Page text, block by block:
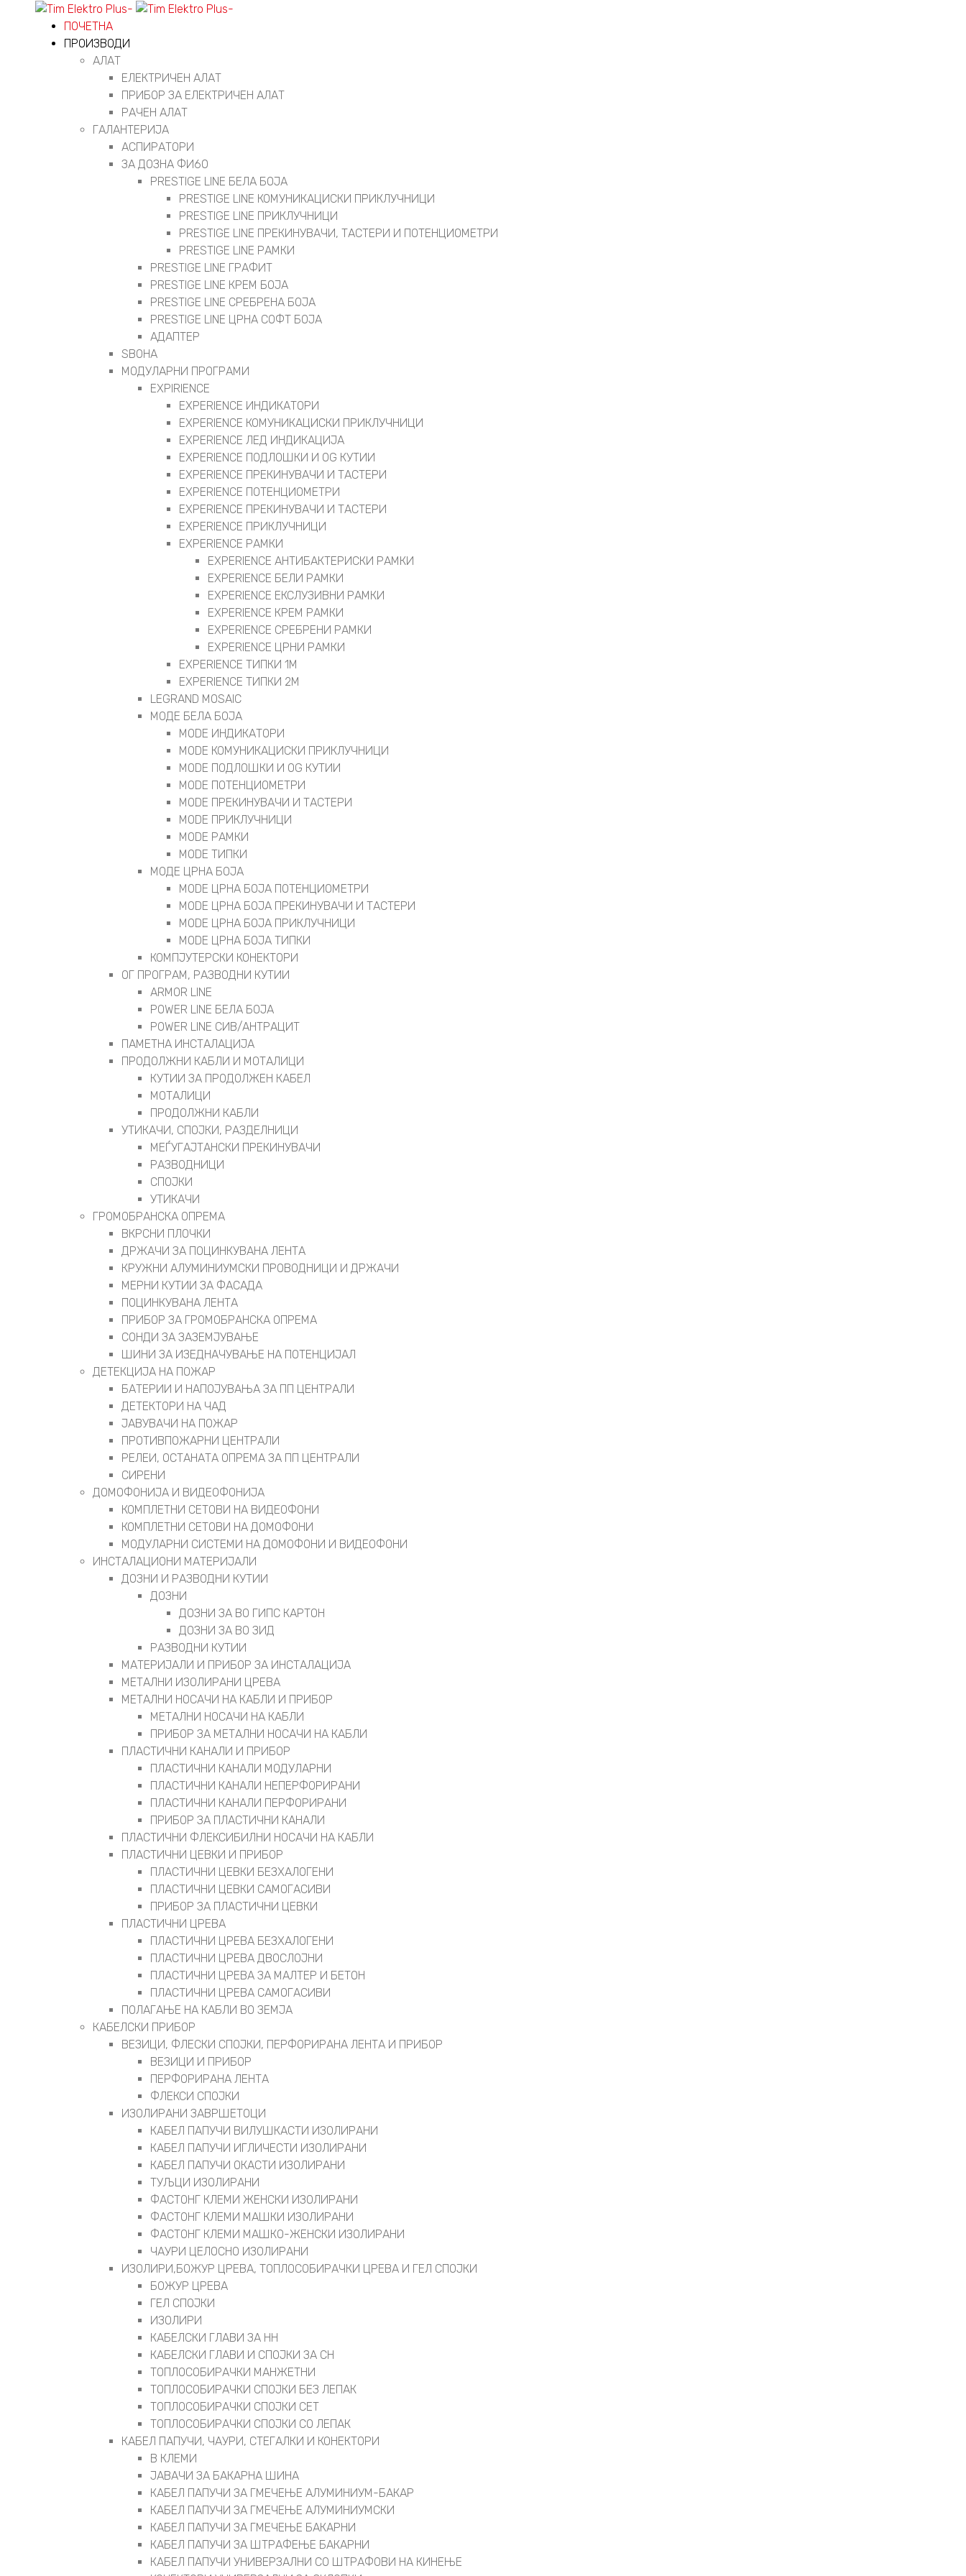
ПОЧЕТНА
ПРОИЗВОДИ
АЛАТ
ЕЛЕКТРИЧЕН АЛАТ
ПРИБОР ЗА ЕЛЕКТРИЧЕН АЛАТ
РАЧЕН АЛАТ
ГАЛАНТЕРИЈА
АСПИРАТОРИ
ЗА ДОЗНА ФИ60
PRESTIGE LINE БЕЛА БОЈА
PRESTIGE LINE КОМУНИКАЦИСКИ ПРИКЛУЧНИЦИ
PRESTIGE LINE ПРИКЛУЧНИЦИ
PRESTIGE LINE ПРЕКИНУВАЧИ, ТАСТЕРИ И ПОТЕНЦИОМЕТРИ
PRESTIGE LINE РАМКИ
PRESTIGE LINE ГРАФИТ
PRESTIGE LINE КРЕМ БОЈА
PRESTIGE LINE СРЕБРЕНА БОЈА
PRESTIGE LINE ЦРНА СОФТ БОЈА
АДАПТЕР
ЅВОНА
МОДУЛАРНИ ПРОГРАМИ
EXPIRIENCE
EXPERIENCE ИНДИКАТОРИ
EXPERIENCE КОМУНИКАЦИСКИ ПРИКЛУЧНИЦИ
EXPERIENCE ЛЕД ИНДИКАЦИЈА
EXPERIENCE ПОДЛОШКИ И OG КУТИИ
EXPERIENCE ПРЕКИНУВАЧИ И ТАСТЕРИ
EXPERIENCE ПОТЕНЦИОМЕТРИ
EXPERIENCE ПРЕКИНУВАЧИ И ТАСТЕРИ
EXPERIENCE ПРИКЛУЧНИЦИ
EXPERIENCE РАМКИ
EXPERIENCE АНТИБАКТЕРИСКИ РАМКИ
EXPERIENCE БЕЛИ РАМКИ
EXPERIENCE ЕКСЛУЗИВНИ РАМКИ
EXPERIENCE КРЕМ РАМКИ
EXPERIENCE СРЕБРЕНИ РАМКИ
EXPERIENCE ЦРНИ РАМКИ
EXPERIENCE ТИПКИ 1M
EXPERIENCE ТИПКИ 2М
LEGRAND MOSAIC
МОДЕ БЕЛА БОЈА
MODE ИНДИКАТОРИ
MODE КОМУНИКАЦИСКИ ПРИКЛУЧНИЦИ
MODE ПОДЛОШКИ И OG КУТИИ
MODE ПОТЕНЦИОМЕТРИ
MODE ПРEКИНУВАЧИ И ТАСТЕРИ
MODE ПРИКЛУЧНИЦИ
MODE РАМКИ
MODE ТИПКИ
МОДЕ ЦРНА БОЈА
MODE ЦРНА БОЈА ПОТЕНЦИОМЕТРИ
MODE ЦРНА БОЈА ПРЕКИНУВАЧИ И ТАСТЕРИ
MODE ЦРНА БОЈА ПРИКЛУЧНИЦИ
MODE ЦРНА БОЈА ТИПКИ
КОМПЈУТЕРСКИ КОНЕКТОРИ
ОГ ПРОГРАМ, РАЗВОДНИ КУТИИ
ARMOR LINE
POWER LINE БЕЛА БОЈА
POWER LINE СИВ/АНТРАЦИТ
ПАМЕТНА ИНСТАЛАЦИЈА
ПРОДОЛЖНИ КАБЛИ И МОТАЛИЦИ
КУТИИ ЗА ПРОДОЛЖЕН КАБЕЛ
МОТАЛИЦИ
ПРОДОЛЖНИ КАБЛИ
УТИКАЧИ, СПОЈКИ, РАЗДЕЛНИЦИ
МЕЃУГАЈТАНСКИ ПРЕКИНУВАЧИ
РАЗВОДНИЦИ
СПОЈКИ
УТИКАЧИ
ГРОМОБРАНСКА ОПРЕМА
ВКРСНИ ПЛОЧКИ
ДРЖАЧИ ЗА ПОЦИНКУВАНА ЛЕНТА
КРУЖНИ АЛУМИНИУМСКИ ПРОВОДНИЦИ И ДРЖАЧИ
МЕРНИ КУТИИ ЗА ФАСАДА
ПОЦИНКУВАНА ЛЕНТА
ПРИБОР ЗА ГРОМОБРАНСКА ОПРЕМА
СОНДИ ЗА ЗАЗЕМЈУВАЊЕ
ШИНИ ЗА ИЗЕДНАЧУВАЊЕ НА ПОТЕНЦИЈАЛ
ДЕТЕКЦИЈА НА ПОЖАР
БАТЕРИИ И НАПОЈУВАЊА ЗА ПП ЦЕНТРАЛИ
ДЕТЕКТОРИ НА ЧАД
ЈАВУВАЧИ НА ПОЖАР
ПРОТИВПОЖАРНИ ЦЕНТРАЛИ
РЕЛЕИ, ОСТАНАТА ОПРЕМА ЗА ПП ЦЕНТРАЛИ
СИРЕНИ
ДОМОФОНИЈА И ВИДЕОФОНИЈА
КОМПЛЕТНИ СЕТОВИ НА ВИДЕОФОНИ
КОМПЛЕТНИ СЕТОВИ НА ДОМОФОНИ
МОДУЛАРНИ СИСТЕМИ НА ДОМОФОНИ И ВИДЕОФОНИ
ИНСТАЛАЦИОНИ МАТЕРИЈАЛИ
ДОЗНИ И РАЗВОДНИ КУТИИ
ДОЗНИ
ДОЗНИ ЗА ВО ГИПС КАРТОН
ДОЗНИ ЗА ВО ЗИД
РАЗВОДНИ КУТИИ
МАТЕРИЈАЛИ И ПРИБОР ЗА ИНСТАЛАЦИЈА
МЕТАЛНИ ИЗОЛИРАНИ ЦРЕВА
МЕТАЛНИ НОСАЧИ НА КАБЛИ И ПРИБОР
МЕТАЛНИ НОСАЧИ НА КАБЛИ
ПРИБОР ЗА МЕТАЛНИ НОСАЧИ НА КАБЛИ
ПЛАСТИЧНИ КАНАЛИ И ПРИБОР
ПЛАСТИЧНИ КАНАЛИ МОДУЛАРНИ
ПЛАСТИЧНИ КАНАЛИ НЕПЕРФОРИРАНИ
ПЛАСТИЧНИ КАНАЛИ ПЕРФОРИРАНИ
ПРИБОР ЗА ПЛАСТИЧНИ КАНАЛИ
ПЛАСТИЧНИ ФЛЕКСИБИЛНИ НОСАЧИ НА КАБЛИ
ПЛАСТИЧНИ ЦЕВКИ И ПРИБОР
ПЛАСТИЧНИ ЦЕВКИ БЕЗХАЛОГЕНИ
ПЛАСТИЧНИ ЦЕВКИ САМОГАСИВИ
ПРИБОР ЗА ПЛАСТИЧНИ ЦЕВКИ
ПЛАСТИЧНИ ЦРЕВА
ПЛАСТИЧНИ ЦРЕВА БЕЗХАЛОГЕНИ
ПЛАСТИЧНИ ЦРЕВА ДВОСЛОЈНИ
ПЛАСТИЧНИ ЦРЕВА ЗА МАЛТЕР И БЕТОН
ПЛАСТИЧНИ ЦРЕВА САМОГАСИВИ
ПОЛАГАЊЕ НА КАБЛИ ВО ЗЕМЈА
КАБЕЛСКИ ПРИБОР
ВЕЗИЦИ, ФЛЕСКИ СПОЈКИ, ПЕРФОРИРАНА ЛЕНТА И ПРИБОР
ВЕЗИЦИ И ПРИБОР
ПЕРФОРИРАНА ЛЕНТА
ФЛЕКСИ СПОЈКИ
ИЗОЛИРАНИ ЗАВРШЕТОЦИ
КАБЕЛ ПАПУЧИ ВИЛУШКАСТИ ИЗОЛИРАНИ
КАБЕЛ ПАПУЧИ ИГЛИЧЕСТИ ИЗОЛИРАНИ
КАБЕЛ ПАПУЧИ ОКАСТИ ИЗОЛИРАНИ
ТУЉЦИ ИЗОЛИРАНИ
ФАСТОНГ КЛЕМИ ЖЕНСКИ ИЗОЛИРАНИ
ФАСТОНГ КЛЕМИ МАШКИ ИЗОЛИРАНИ
ФАСТОНГ КЛЕМИ МАШКO-ЖЕНСКИ ИЗОЛИРАНИ
ЧАУРИ ЦЕЛОСНО ИЗОЛИРАНИ
ИЗОЛИРИ,БОЖУР ЦРЕВА, ТОПЛОСОБИРАЧКИ ЦРЕВА И ГЕЛ СПОЈКИ
БОЖУР ЦРЕВА
ГЕЛ СПОЈКИ
ИЗОЛИРИ
КАБЕЛСКИ ГЛАВИ ЗА НН
КАБЕЛСКИ ГЛАВИ И СПОЈКИ ЗА СН
ТОПЛОСОБИРАЧКИ МАНЖЕТНИ
ТОПЛОСОБИРАЧКИ СПОЈКИ БЕЗ ЛЕПАК
ТОПЛОСОБИРАЧКИ СПОЈКИ СЕТ
ТОПЛОСОБИРАЧКИ СПОЈКИ СО ЛЕПАК
КАБЕЛ ПАПУЧИ, ЧАУРИ, СТЕГАЛКИ И КОНЕКТОРИ
В КЛЕМИ
ЈАВАЧИ ЗА БАКАРНА ШИНА
КАБЕЛ ПАПУЧИ ЗА ГМЕЧЕЊЕ АЛУМИНИУМ-БАКАР
КАБЕЛ ПАПУЧИ ЗА ГМЕЧЕЊЕ АЛУМИНИУМСКИ
КАБЕЛ ПАПУЧИ ЗА ГМЕЧЕЊЕ БАКАРНИ
КАБЕЛ ПАПУЧИ ЗА ШТРАФЕЊЕ БАКАРНИ
КАБЕЛ ПАПУЧИ УНИВЕРЗАЛНИ СО ШТРАФОВИ НА КИНЕЊЕ